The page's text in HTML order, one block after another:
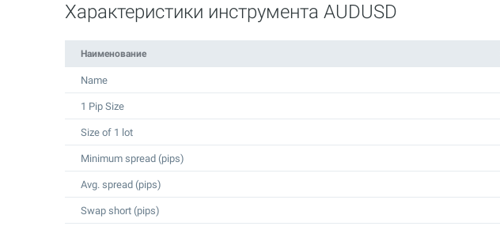
Характеристики инструмента AUDUSD
Наименование
Name
1 Pip Size
Size of 1 lot
Minimum spread (pips)
Avg. spread (pips)
Swap short (pips)